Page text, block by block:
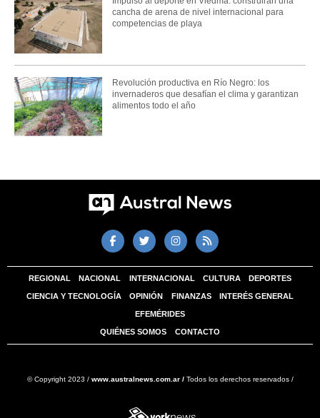
cancha de arena de nivel internacional para
competencias de playa
Revolución productiva en Río Negro: los
invernaderos que desafían el clima y garantizan
alimentos todo el año
REGIONAL NACIONAL INTERNACIONAL CULTURA DEPORTES
CIENCIA Y TECNOLOGÍA OPINIÓN FINANZAS INTERÉS GENERAL
EFEMÉRIDES
QUIÉNES SOMOS CONTACTO
© Copyright 2023 / www.australnews.com.ar /Todos los derechos reservados /